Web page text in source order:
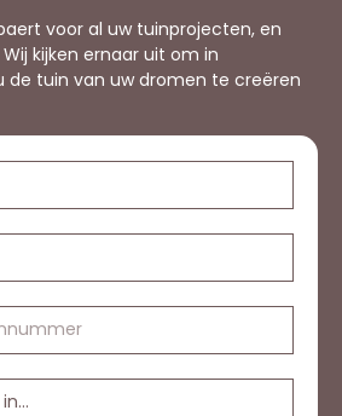
voor al uw tuinprojecten, en
kijken ernaar uit om in
de tuin van uw dromen te creëren